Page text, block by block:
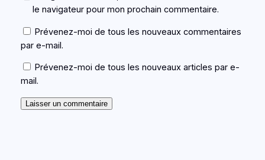
le navigateur pour mon prochain commentaire.
Prévenez-moi de tous les nouveaux commentaires
par e-mail.
Prévenez-moi de tous les nouveaux articles par e-
mail.